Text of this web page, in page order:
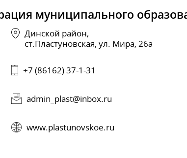
муниципального
Динской район,
ст.Пластуновская, ул. Мира, 26а
+7 (86162) 37-1-31
admin_plast@inbox.ru
www.plastunovskoe.ru